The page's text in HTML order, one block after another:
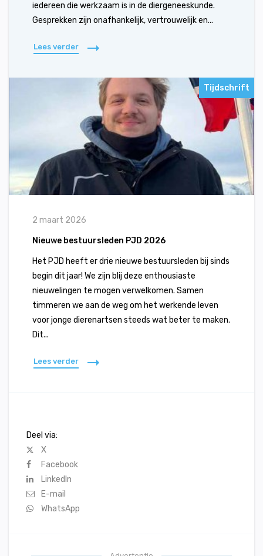
iedereen die werkzaam is in de diergeneeskunde.
Gesprekken zijn onafhankelijk, vertrouwelijk en...
Lees verder
Tijdschrift
2 maart 2026
Nieuwe bestuursleden PJD 2026
Het PJD heeft er drie nieuwe bestuursleden bij sinds
begin dit jaar! We zijn blij deze enthousiaste
nieuwelingen te mogen verwelkomen. Samen
timmeren we aan de weg om het werkende leven
voor jonge dierenartsen steeds wat beter te maken.
Dit...
Lees verder
Deel via:
X
Facebook
LinkedIn
E-mail
WhatsApp